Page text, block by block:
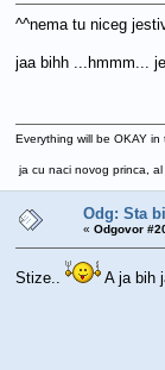
^^nema tu niceg
jaa bihh ...hmmm...
Everything will be OKAY
ja cu naci novog princa,
Odg: Sta
« Odgovor
Stize.. A ja bih